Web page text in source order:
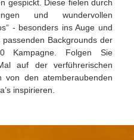
gespickt. Diese fielen durch
und wundervollen
- besonders ins Auge und
Backgrounds der
Kampagne. Folgen Sie
auf der verführerischen
den atemberaubenden
inspirieren.